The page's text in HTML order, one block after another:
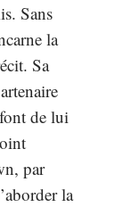
Sans
la
Sa
de lui
par
la